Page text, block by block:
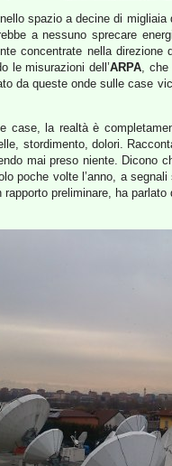
spazio a decine di
a nessuno sprecare
concentrate nella
le misurazioni dell’ARPA, che
da queste onde sulle case
case, la realtà è
stordimento, dolori.
mai preso niente. Dicono
poche volte l’anno, a
preliminare, ha parlato